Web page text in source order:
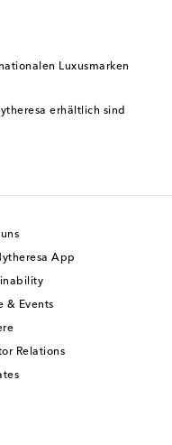
Luxusmarken
erhältlich sind
App
& Events
Relations